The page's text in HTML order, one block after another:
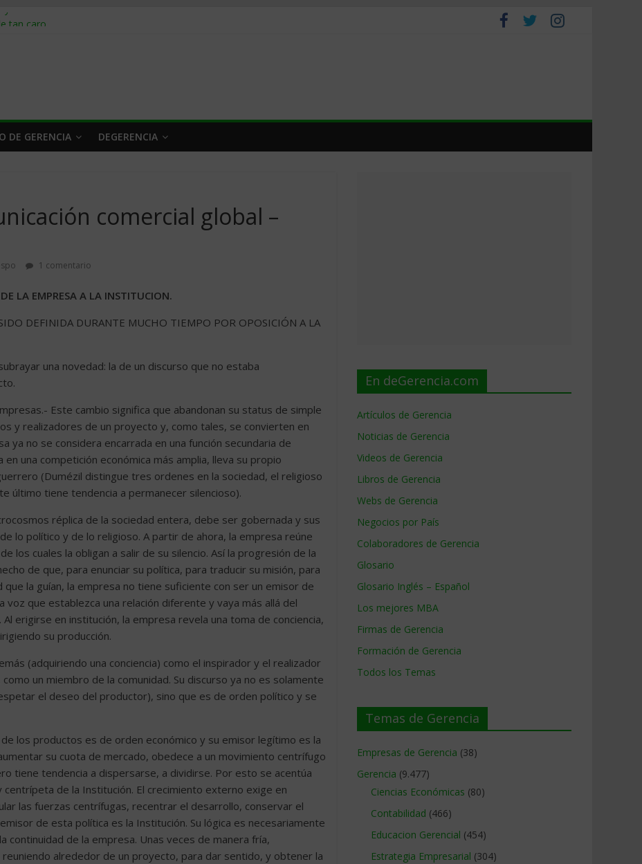
cobrar en 2026
qué hacer
y venderle
DE GERENCIA DEGERENCIA
comercial global –
1 comentario
LA EMPRESA A LA INSTITUCION.
DEFINIDA DURANTE MUCHO TIEMPO POR OPOSICIÓN A LA
una novedad: la de un discurso que no estaba
Este cambio significa que abandonan su status de simple
y realizadores de un proyecto y, como tales, se convierten en
ya no se considera encarrada en una función secundaria de
una competición económica más amplia, lleva su propio
(Dumézil distingue tres ordenes en la sociedad, el religioso
último tiene tendencia a permanecer silencioso).
réplica de la sociedad entera, debe ser gobernada y sus
político y de lo religioso. A partir de ahora, la empresa reúne
los cuales la obligan a salir de su silencio. Así la progresión de la
de que, para enunciar su política, para traducir su misión, para
la guían, la empresa no tiene suficiente con ser un emisor de
voz que establezca una relación diferente y vaya más allá del
erigirse en institución, la empresa revela una toma de conciencia,
su producción.
(adquiriendo una conciencia) como el inspirador y el realizador
un miembro de la comunidad. Su discurso ya no es solamente
el deseo del productor), sino que es de orden político y se
los productos es de orden económico y su emisor legítimo es la
su cuota de mercado, obedece a un movimiento centrífugo
tiene tendencia a dispersarse, a dividirse. Por esto se acentúa
centrípeta de la Institución. El crecimiento externo exige en
las fuerzas centrífugas, recentrar el desarrollo, conservar el
de esta política es la Institución. Su lógica es necesariamente
continuidad de la empresa. Unas veces de manera fría,
alrededor de un proyecto, para dar sentido, y obtener la
En deGerencia.com
Artículos de Gerencia
Noticias de Gerencia
Videos de Gerencia
Libros de Gerencia
Webs de Gerencia
Negocios por País
Colaboradores de Gerencia
Glosario
Glosario Inglés – Español
Los mejores MBA
Firmas de Gerencia
Formación de Gerencia
Todos los Temas
Temas de Gerencia
Empresas de Gerencia (38)
Gerencia (9.477)
Ciencias Económicas (80)
Contabilidad (466)
Educacion Gerencial (454)
Estrategia Empresarial (304)